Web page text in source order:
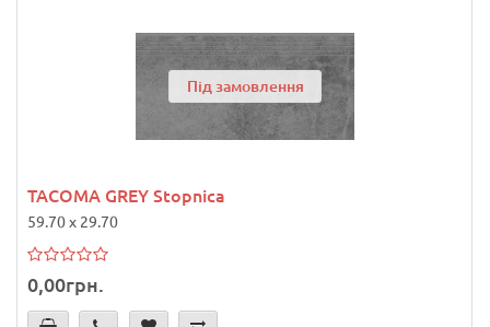
Під замовлення
TACOMA GREY Stopnica
59.70 x 29.70
0,00грн.